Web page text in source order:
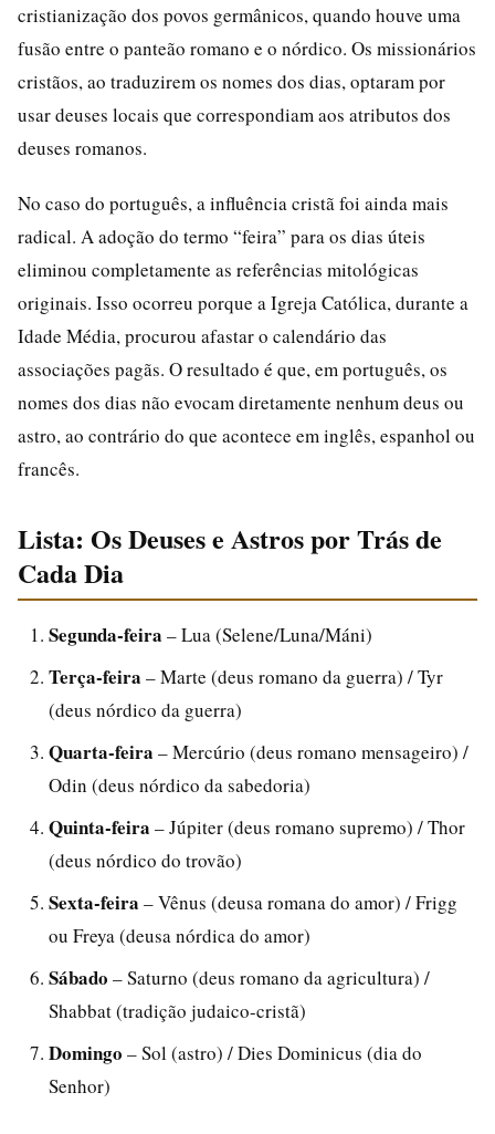
cristianização dos povos germânicos, quando houve uma
fusão entre o panteão romano e o nórdico. Os missionários
cristãos, ao traduzirem os nomes dos dias, optaram por
usar deuses locais que correspondiam aos atributos dos
deuses romanos.
No caso do português, a influência cristã foi ainda mais
radical. A adoção do termo “feira” para os dias úteis
eliminou completamente as referências mitológicas
originais. Isso ocorreu porque a Igreja Católica, durante a
Idade Média, procurou afastar o calendário das
associações pagãs. O resultado é que, em português, os
nomes dos dias não evocam diretamente nenhum deus ou
astro, ao contrário do que acontece em inglês, espanhol ou
francês.
Lista: Os Deuses e Astros por Trás de
Cada Dia
Segunda-feira – Lua (Selene/Luna/Máni)
Terça-feira – Marte (deus romano da guerra) / Tyr
(deus nórdico da guerra)
Quarta-feira – Mercúrio (deus romano mensageiro) /
Odin (deus nórdico da sabedoria)
Quinta-feira – Júpiter (deus romano supremo) / Thor
(deus nórdico do trovão)
Sexta-feira – Vênus (deusa romana do amor) / Frigg
ou Freya (deusa nórdica do amor)
Sábado – Saturno (deus romano da agricultura) /
Shabbat (tradição judaico-cristã)
Domingo – Sol (astro) / Dies Dominicus (dia do
Senhor)